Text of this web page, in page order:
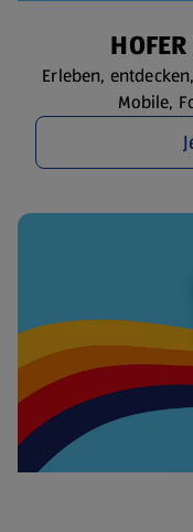
Erleben,
Mobile,